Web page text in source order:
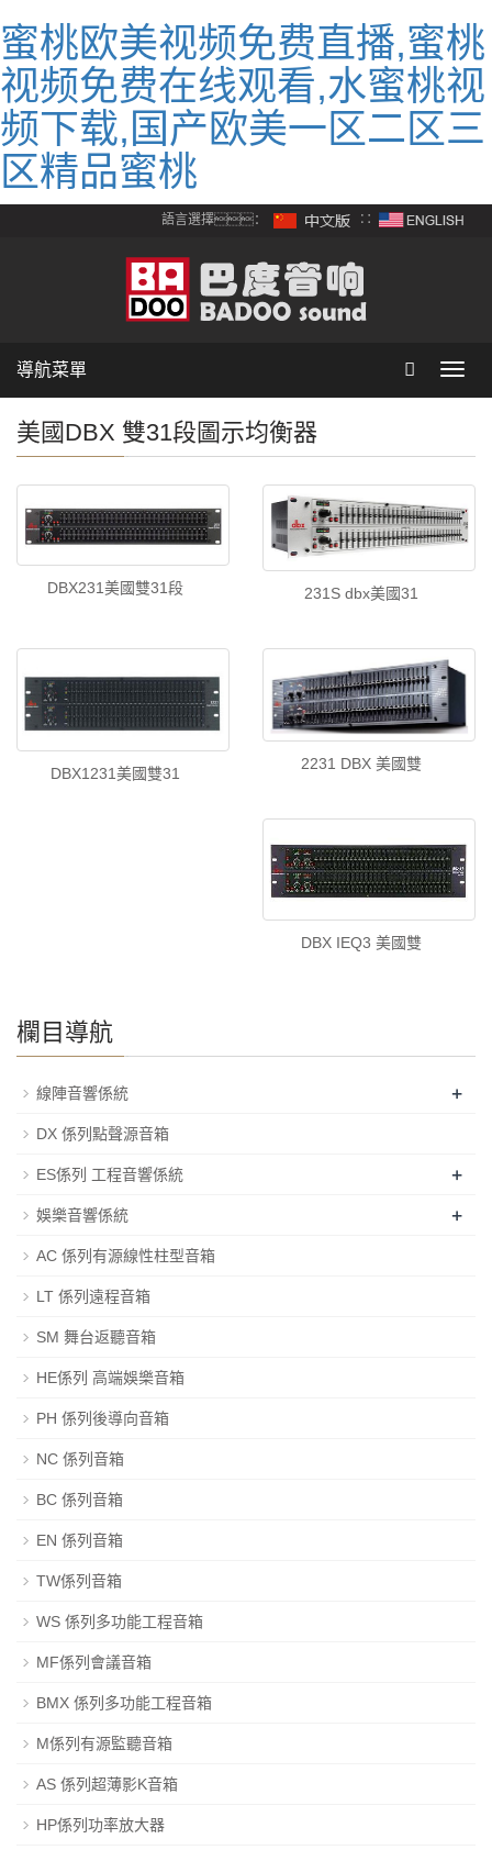
蜜桃欧美视频免费直播,蜜桃
视频免费在线观看,水蜜桃视
频下载,国产欧美一区二区三
区精品蜜桃
語言選擇： ∷
導航菜單
美國DBX 雙31段圖示均衡器
DBX231美國雙31段 231S dbx美國31
DBX1231美國雙31
2231 DBX 美國雙
DBX IEQ3 美國雙
欄目導航
線陣音響係統 +
DX 係列點聲源音箱
ES係列 工程音響係統 +
娛樂音響係統 +
AC 係列有源線性柱型音箱
LT 係列遠程音箱
SM 舞台返聽音箱
HE係列 高端娛樂音箱
PH 係列後導向音箱
NC 係列音箱
BC 係列音箱
EN 係列音箱
TW係列音箱
WS 係列多功能工程音箱
MF係列會議音箱
BMX 係列多功能工程音箱
M係列有源監聽音箱
AS 係列超薄影K音箱
HP係列功率放大器